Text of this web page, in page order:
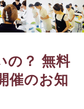
の？ 無料
催のお知